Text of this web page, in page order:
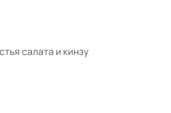
салата и кинзу